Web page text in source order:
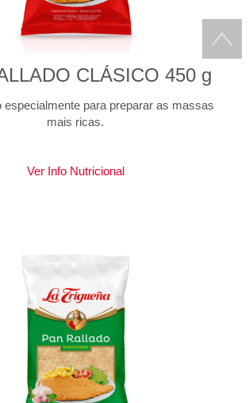
CLÁSICO 450 g
especialmente para preparar as massas
mais ricas.
Ver Info Nutricional